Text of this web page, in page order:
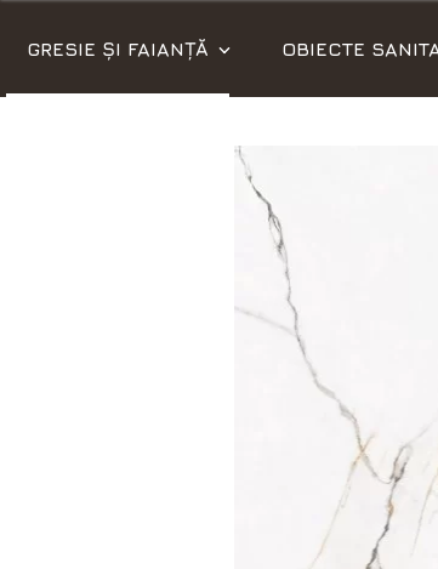
GRESIE ȘI FAIANȚĂ OBIECTE